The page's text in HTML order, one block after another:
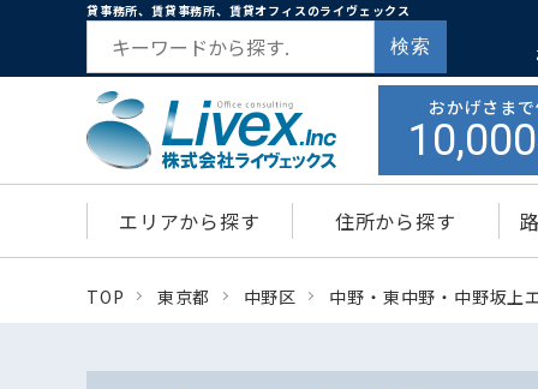
貸事務所、賃貸事務所、賃貸オフィスのライヴェックス
検索
おかげさま
10,000
エリアから探す 住所から探す
TOP 東京都 中野区 中野・東中野・中野坂上